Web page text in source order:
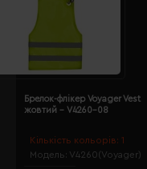
Кількість кольорів: 1
Модель: V4260(Voyager)
Брелок-флікер Voyager Vest
жовтий - V4260-08